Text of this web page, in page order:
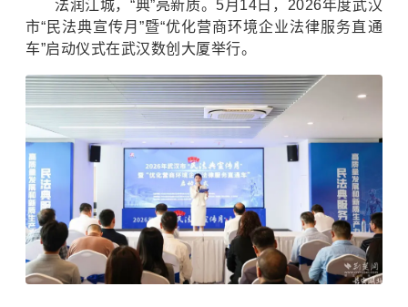
法润江城，“典”亮新质。5月14日，2026年度武汉
市“民法典宣传月”暨“优化营商环境企业法律服务直通
车”启动仪式在武汉数创大厦举行。